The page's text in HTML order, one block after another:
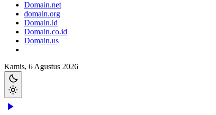
Domain.net
domain.org
Domain.id
Domain.co.id
Domain.us
Kamis, 6 Agustus 2026